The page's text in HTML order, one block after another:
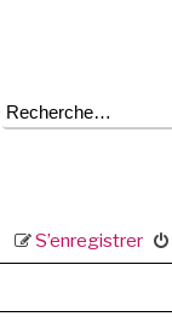
S’enregistrer